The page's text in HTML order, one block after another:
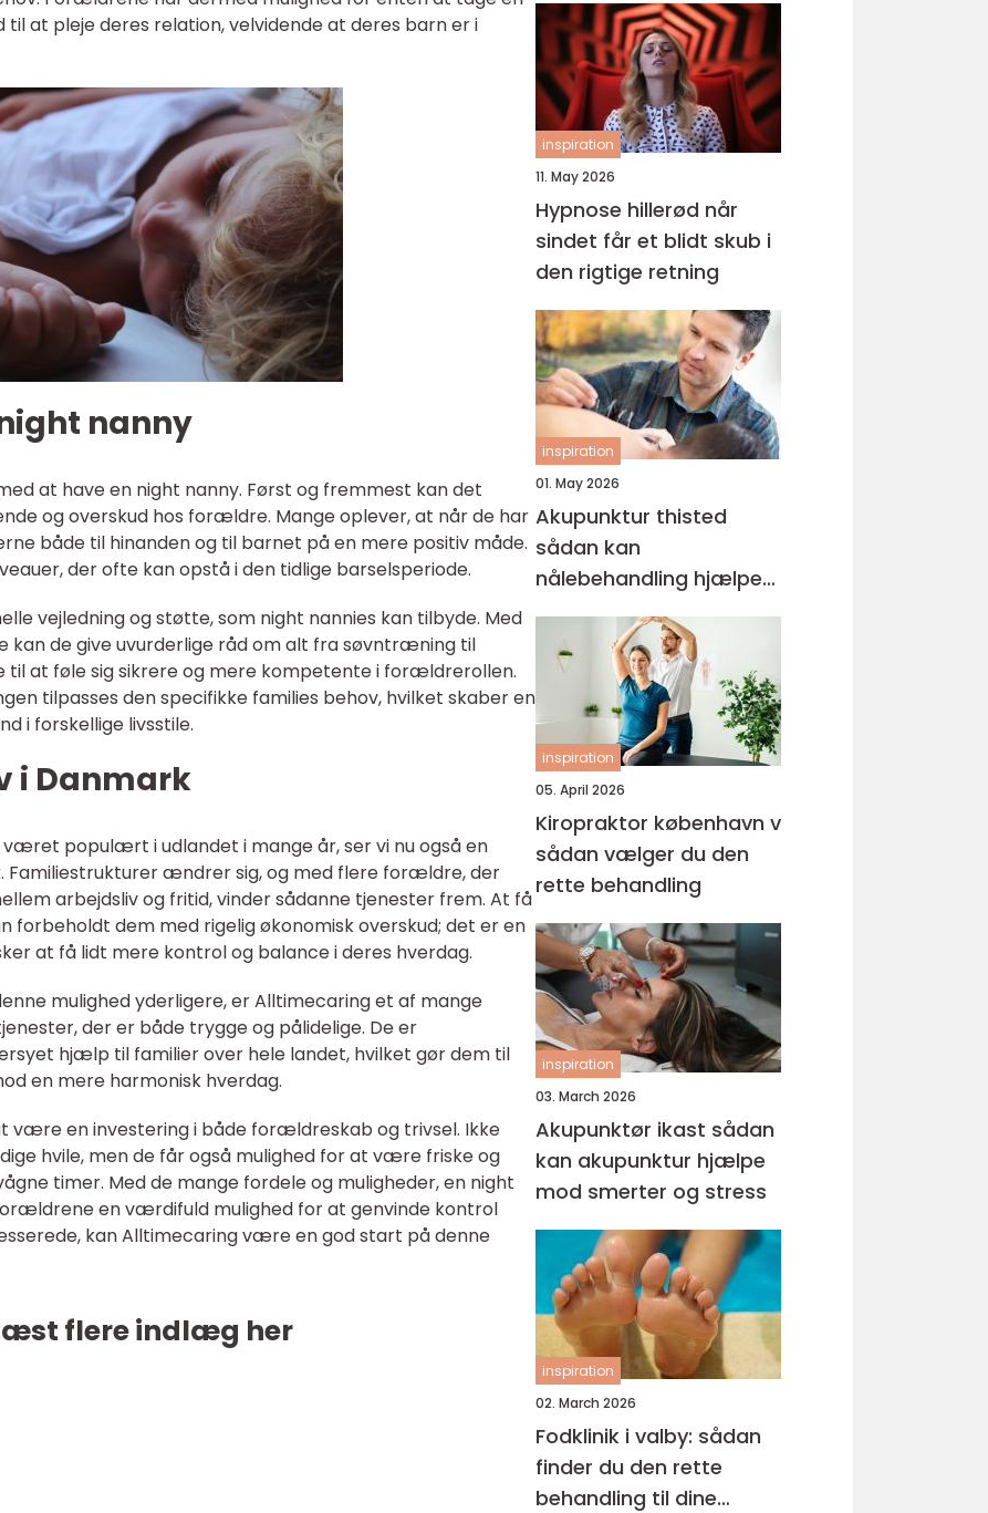
at pleje deres relation, velvidende at deres barn er i
nanny
at have en night nanny. Først og fremmest kan det
og overskud hos forældre. Mange oplever, at når de har
både til hinanden og til barnet på en mere positiv måde.
der ofte kan opstå i den tidlige barselsperiode.
vejledning og støtte, som night nannies kan tilbyde. Med
de give uvurderlige råd om alt fra søvntræning til
at føle sig sikrere og mere kompetente i forældrerollen.
tilpasses den specifikke families behov, hvilket skaber en
i forskellige livsstile.
i Danmark
populært i udlandet i mange år, ser vi nu også en
Familiestrukturer ændrer sig, og med flere forældre, der
arbejdsliv og fritid, vinder sådanne tjenester frem. At få
dem med rigelig økonomisk overskud; det er en
at få lidt mere kontrol og balance i deres hverdag.
mulighed yderligere, er Alltimecaring et af mange
der er både trygge og pålidelige. De er
hjælp til familier over hele landet, hvilket gør dem til
en mere harmonisk hverdag.
være en investering i både forældreskab og trivsel. Ikke
hvile, men de får også mulighed for at være friske og
timer. Med de mange fordele og muligheder, en night
en værdifuld mulighed for at genvinde kontrol
kan Alltimecaring være en god start på denne
flere indlæg her
inspiration
11. May 2026
Hypnose hillerød når
sindet får et blidt skub i
den rigtige retning
inspiration
01. May 2026
Akupunktur thisted
sådan kan
nålebehandling hjælpe
krop og sind
inspiration
05. April 2026
Kiropraktor københavn v
sådan vælger du den
rette behandling
inspiration
03. March 2026
Akupunktør ikast sådan
kan akupunktur hjælpe
mod smerter og stress
inspiration
02. March 2026
Fodklinik i valby: sådan
finder du den rette
behandling til dine